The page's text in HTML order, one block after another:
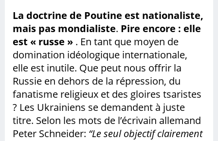
La doctrine de Poutine est nationaliste,
mais pas mondialiste. Pire encore : elle
est « russe » . En tant que moyen de
domination idéologique internationale,
elle est inutile. Que peut nous offrir la
Russie en dehors de la répression, du
fanatisme religieux et des gloires tsaristes
? Les Ukrainiens se demandent à juste
titre. Selon les mots de l’écrivain allemand
Peter Schneider: “Le seul objectif clairement